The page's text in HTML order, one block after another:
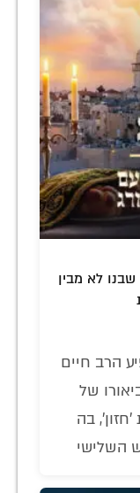
לא מבין
הרב חיים
של
בה
השלישי